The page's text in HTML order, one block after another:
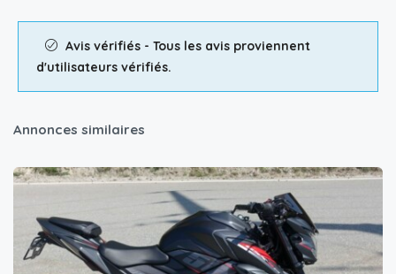
Avis vérifiés - Tous les avis proviennent
d'utilisateurs vérifiés.
Annonces similaires